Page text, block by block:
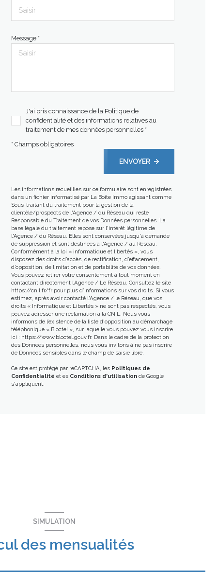
Message *
J'ai pris connaissance de la Politique de
confidentialité et des informations relatives au
traitement de mes données personnelles *
* Champs obligatoires
ENVOYER
Les informations recueillies sur ce formulaire sont enregistrées
dans un fichier informatisé par La Boite Immo agissant comme
Sous-traitant du traitement pour la gestion de la
clientèle/prospects de l'Agence / du Réseau qui reste
Responsable du Traitement de vos Données personnelles. La
base légale du traitement repose sur l'intérêt légitime de
l'Agence / du Réseau. Elles sont conservées jusqu'à demande
de suppression et sont destinées à l'Agence / au Réseau.
Conformément à la loi « informatique et libertés », vous
disposez des droits d’accès, de rectification, d’effacement,
d’opposition, de limitation et de portabilité de vos données.
Vous pouvez retirer votre consentement à tout moment en
contactant directement l’Agence / Le Réseau. Consultez le site
https://cnil.fr/frpour plus d’informations sur vos droits. Si vous
estimez, après avoir contacté l'Agence / le Réseau, que vos
droits « Informatique et Libertés » ne sont pas respectés, vous
pouvez adresser une réclamation à la CNIL. Nous vous
informons de l’existence de la liste d'opposition au démarchage
téléphonique « Bloctel », sur laquelle vous pouvez vous inscrire
ici : https://www.bloctel.gouv.fr. Dans le cadre de la protection
des Données personnelles, nous vous invitons à ne pas inscrire
de Données sensibles dans le champ de saisie libre.
Ce site est protégé par reCAPTCHA, les Politiques de
Confidentialité et es Conditions d'utilisationde Google
s'appliquent.
SIMULATION
des mensualités